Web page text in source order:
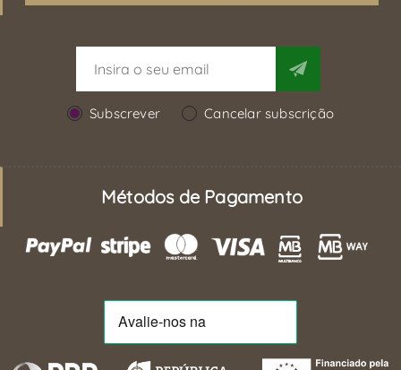
Subscrever Cancelar subscrição
Métodos de Pagamento